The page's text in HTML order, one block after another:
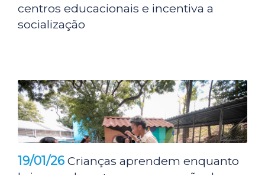
centros educacionais e incentiva a
socialização
19/01/26 Crianças aprendem enquanto